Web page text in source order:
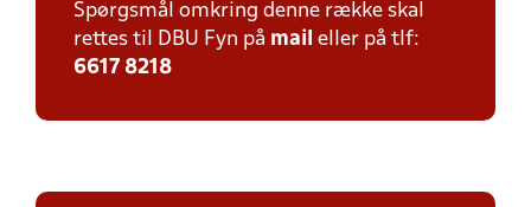
Spørgsmål omkring denne række skal
rettes til DBU Fyn på mail eller på tlf:
6617 8218